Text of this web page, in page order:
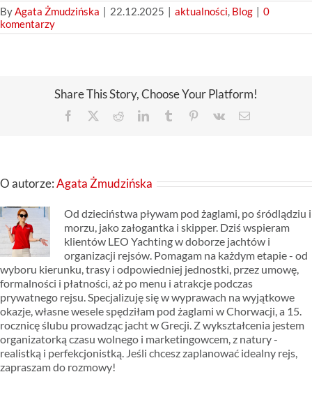
ByAgata Żmudzińska | 22.12.2025 | aktualności, Blog | 0
komentarzy
Share This Story, Choose Your Platform!
Facebook RedditLinkedInTumblr Pinterest
Vk Email
O autorze:Agata Żmudzińska
Od dzieciństwa pływam pod żaglami, po śródlądziu i
morzu, jako załogantka i skipper. Dziś wspieram
klientów LEO Yachting w doborze jachtów i
organizacji rejsów. Pomagam na każdym etapie - od
wyboru kierunku, trasy i odpowiedniej jednostki, przez umowę,
formalności i płatności, aż po menu i atrakcje podczas
prywatnego rejsu. Specjalizuję się w wyprawach na wyjątkowe
okazje, własne wesele spędziłam pod żaglami w Chorwacji, a 15.
rocznicę ślubu prowadząc jacht w Grecji. Z wykształcenia jestem
organizatorką czasu wolnego i marketingowcem, z natury -
realistką i perfekcjonistką. Jeśli chcesz zaplanować idealny rejs,
zapraszam do rozmowy!